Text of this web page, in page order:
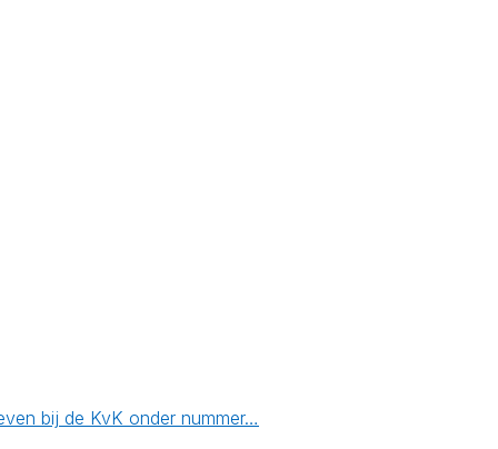
bij de KvK onder nummer…